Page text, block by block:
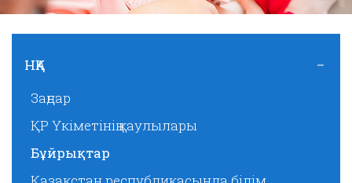
НҚА
Заңдар
ҚР Үкіметінің қаулылары
Бұйрықтар